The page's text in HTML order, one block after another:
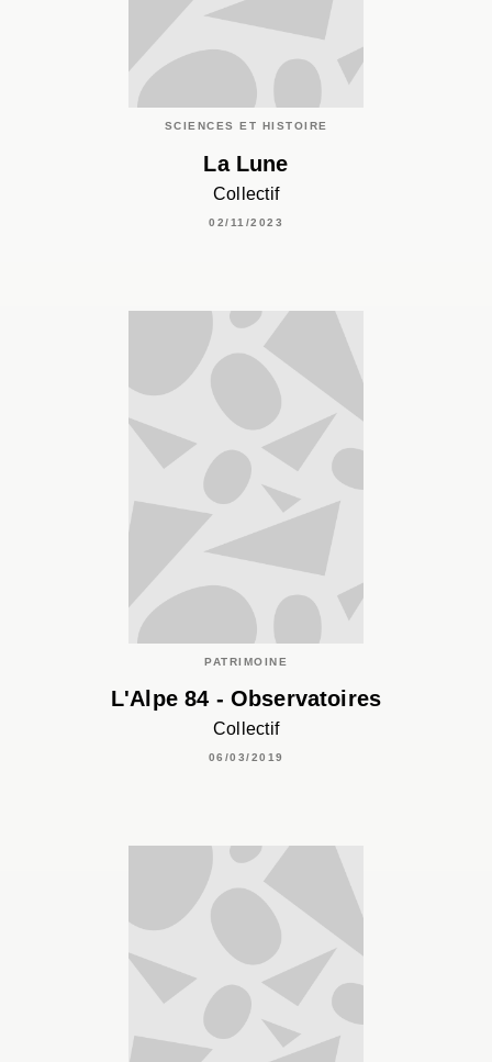
SCIENCES ET HISTOIRE
La Lune
Collectif
02/11/2023
PATRIMOINE
L'Alpe 84 - Observatoires
Collectif
06/03/2019